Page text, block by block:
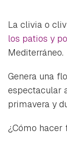
La clivia o
los patios y
Mediterráneo.
Genera una
espectacular
primavera y
¿Cómo hacer